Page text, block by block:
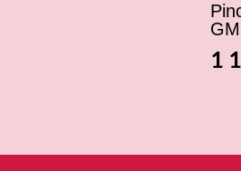
GM
1